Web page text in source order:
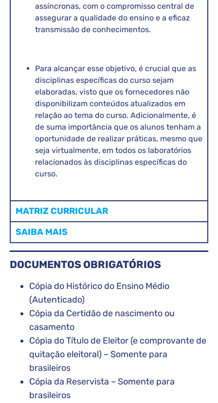
assíncronas, com o compromisso central de
assegurar a qualidade do ensino e a eficaz
transmissão de conhecimentos.
Para alcançar esse objetivo, é crucial que as
disciplinas específicas do curso sejam
elaboradas, visto que os fornecedores não
disponibilizam conteúdos atualizados em
relação ao tema do curso. Adicionalmente, é
de suma importância que os alunos tenham a
oportunidade de realizar práticas, mesmo que
seja virtualmente, em todos os laboratórios
relacionados às disciplinas específicas do
curso.
MATRIZ CURRICULAR
SAIBA MAIS
DOCUMENTOS OBRIGATÓRIOS
Cópia do Histórico do Ensino Médio
(Autenticado)
Cópia da Certidão de nascimento ou
casamento
Cópia do Título de Eleitor (e comprovante de
quitação eleitoral) – Somente para
brasileiros
Cópia da Reservista – Somente para
brasileiros